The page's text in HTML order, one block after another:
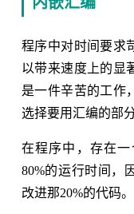
程序中对时间要求
以带来速度上的显
是一件辛苦的工作
选择要用汇编的部分
在程序中，存在一
80%的运行时间，
改进那20%的代码。